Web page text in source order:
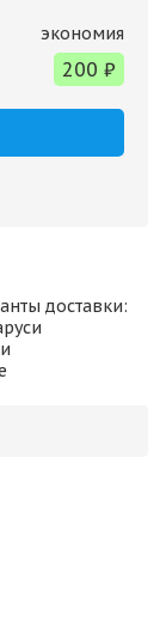
экономия
200 ₽
доставки: